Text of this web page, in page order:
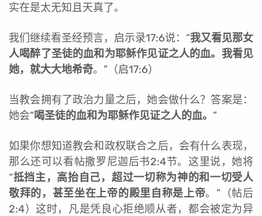
实在是太无知且天真了。
我们继续看圣经预言，启示录17:6说：“我又看见那女
人喝醉了圣徒的血和为耶稣作见证之人的血。我看见
她，就大大地希奇。”（启17:6）
当教会拥有了政治力量之后，她会做什么？答案是：
她会“喝圣徒的血和为耶稣作见证之人的血。 ”
如果你想知道教会和政权联合之后，会有什么表现，
那么还可以看帖撒罗尼迦后书2:4节。这里说，她将
“抵挡主，高抬自己，超过一切称为神的和一切受人
敬拜的，甚至坐在上帝的殿里自称是上帝。”（帖后
2:4）这时，凡是凭良心拒绝顺从者，都会被定为异